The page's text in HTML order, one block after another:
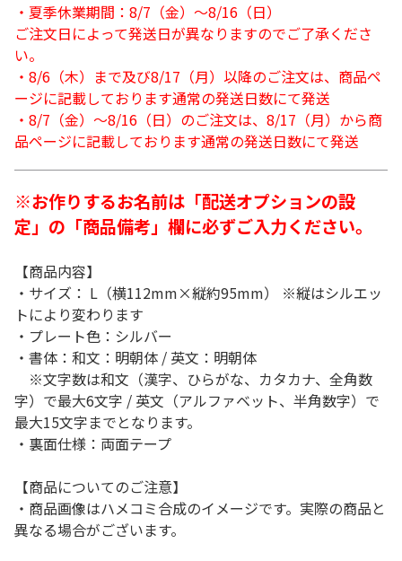
・夏季休業期間：8/7（金）～8/16（日）
ご注文日によって発送日が異なりますのでご了承くださ
い。
・8/6（木）まで及び8/17（月）以降のご注文は、商品ペ
ージに記載しております通常の発送日数にて発送
・8/7（金）～8/16（日）のご注文は、8/17（月）から商
品ページに記載しております通常の発送日数にて発送
※お作りするお名前は「配送オプションの設
定」の「商品備考」欄に必ずご入力ください。
【商品内容】
・サイズ： L（横112mm×縦約95mm） ※縦はシルエッ
トにより変わります
・プレート色：シルバー
・書体：和文：明朝体 / 英文：明朝体
※文字数は和文（漢字、ひらがな、カタカナ、全角数
字）で最大6文字 / 英文（アルファベット、半角数字）で
最大15文字までとなります。
・裏面仕様：両面テープ
【商品についてのご注意】
・商品画像はハメコミ合成のイメージです。実際の商品と
異なる場合がございます。